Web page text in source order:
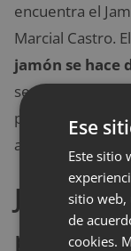
encuentra el
Marcial Castro. El
jamón se hace
se realiza en
proceso lento y
a este jamón.
Jamón
puro
Ese
Este sitio
sitio web,
de
cookies.